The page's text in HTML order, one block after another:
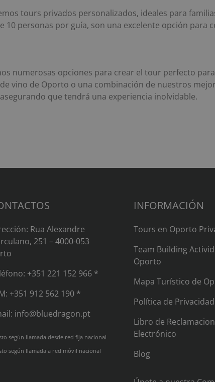
tours privados personalizados, ideales para
personas por guía, son una excelente opción para
numerosas opciones para crear el tour perfecto
vino de Oporto o una combinación de nuestros
que tendrá una experiencia inolvidable.
Rua Alexandre
251 – 4000-053
+351 221 152 966 *
+351 912 562 190 *
info@bluedragon.pt
según llamada desde red fija nacional
según llamada a red móvil nacional
INFORMACIÓN
Tours en Oporto
Team Building
Oporto​
Mapa Turístico de
Política de
Libro de
Electrónico
Blog